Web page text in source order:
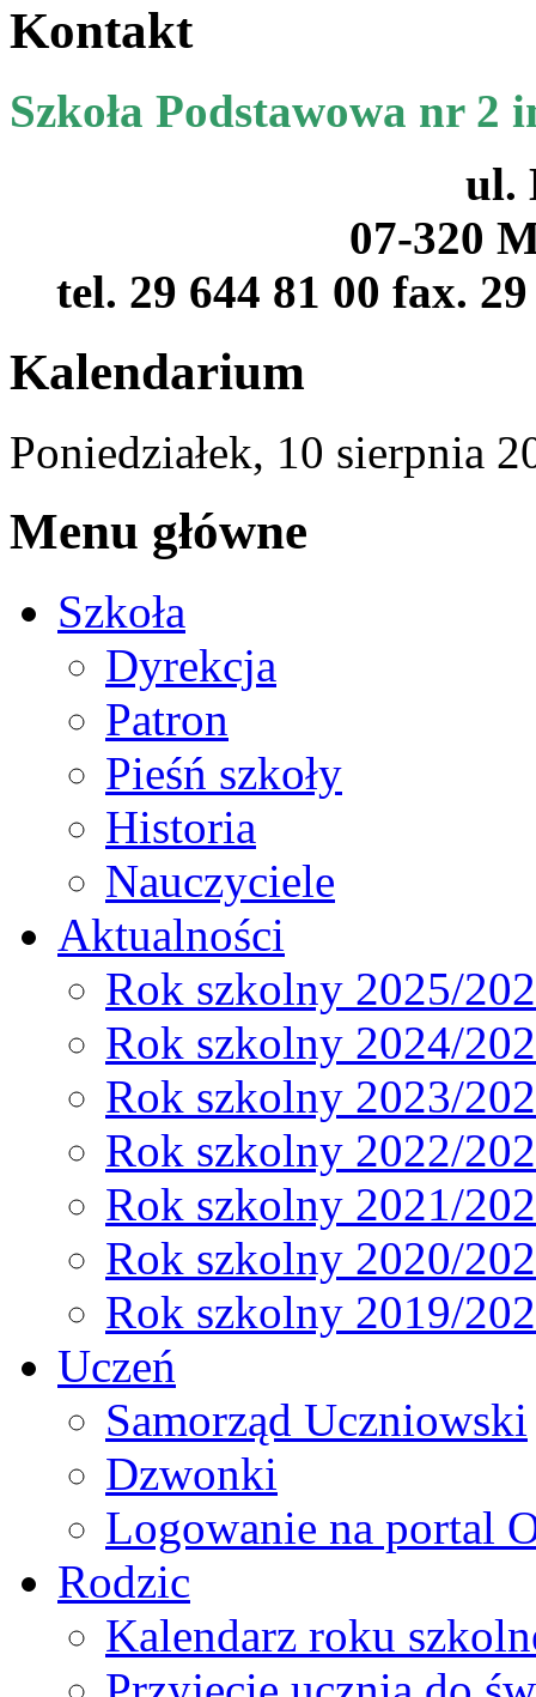
Kontakt
Szkoła Podstawowa nr
ul.
07-320
tel. 29 644 81 00 fax.
Kalendarium
Poniedziałek, 10 sierpnia
Menu główne
Szkoła
Dyrekcja
Patron
Pieśń szkoły
Historia
Nauczyciele
Aktualności
Rok szkolny 2025/
Rok szkolny 2024/
Rok szkolny 2023/
Rok szkolny 2022/
Rok szkolny 2021/
Rok szkolny 2020/
Rok szkolny 2019/
Uczeń
Samorząd Uczniowski
Dzwonki
Logowanie na portal
Rodzic
Kalendarz roku